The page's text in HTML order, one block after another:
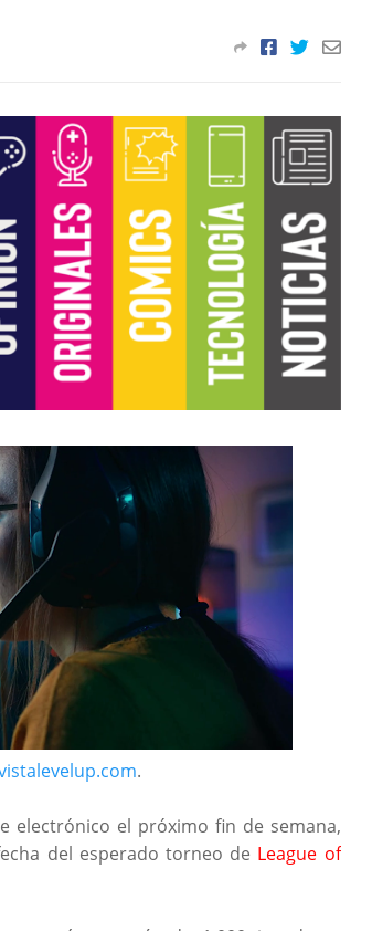
.
electrónico el próximo fin de semana,
del esperado torneo de League of